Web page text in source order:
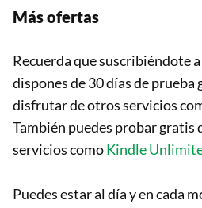
Más ofertas
Recuerda que suscribiéndote a
dispones de 30 días de prueba
disfrutar de otros servicios
También puedes probar gratis
servicios comoKindle
Puedes estar al día y en cada